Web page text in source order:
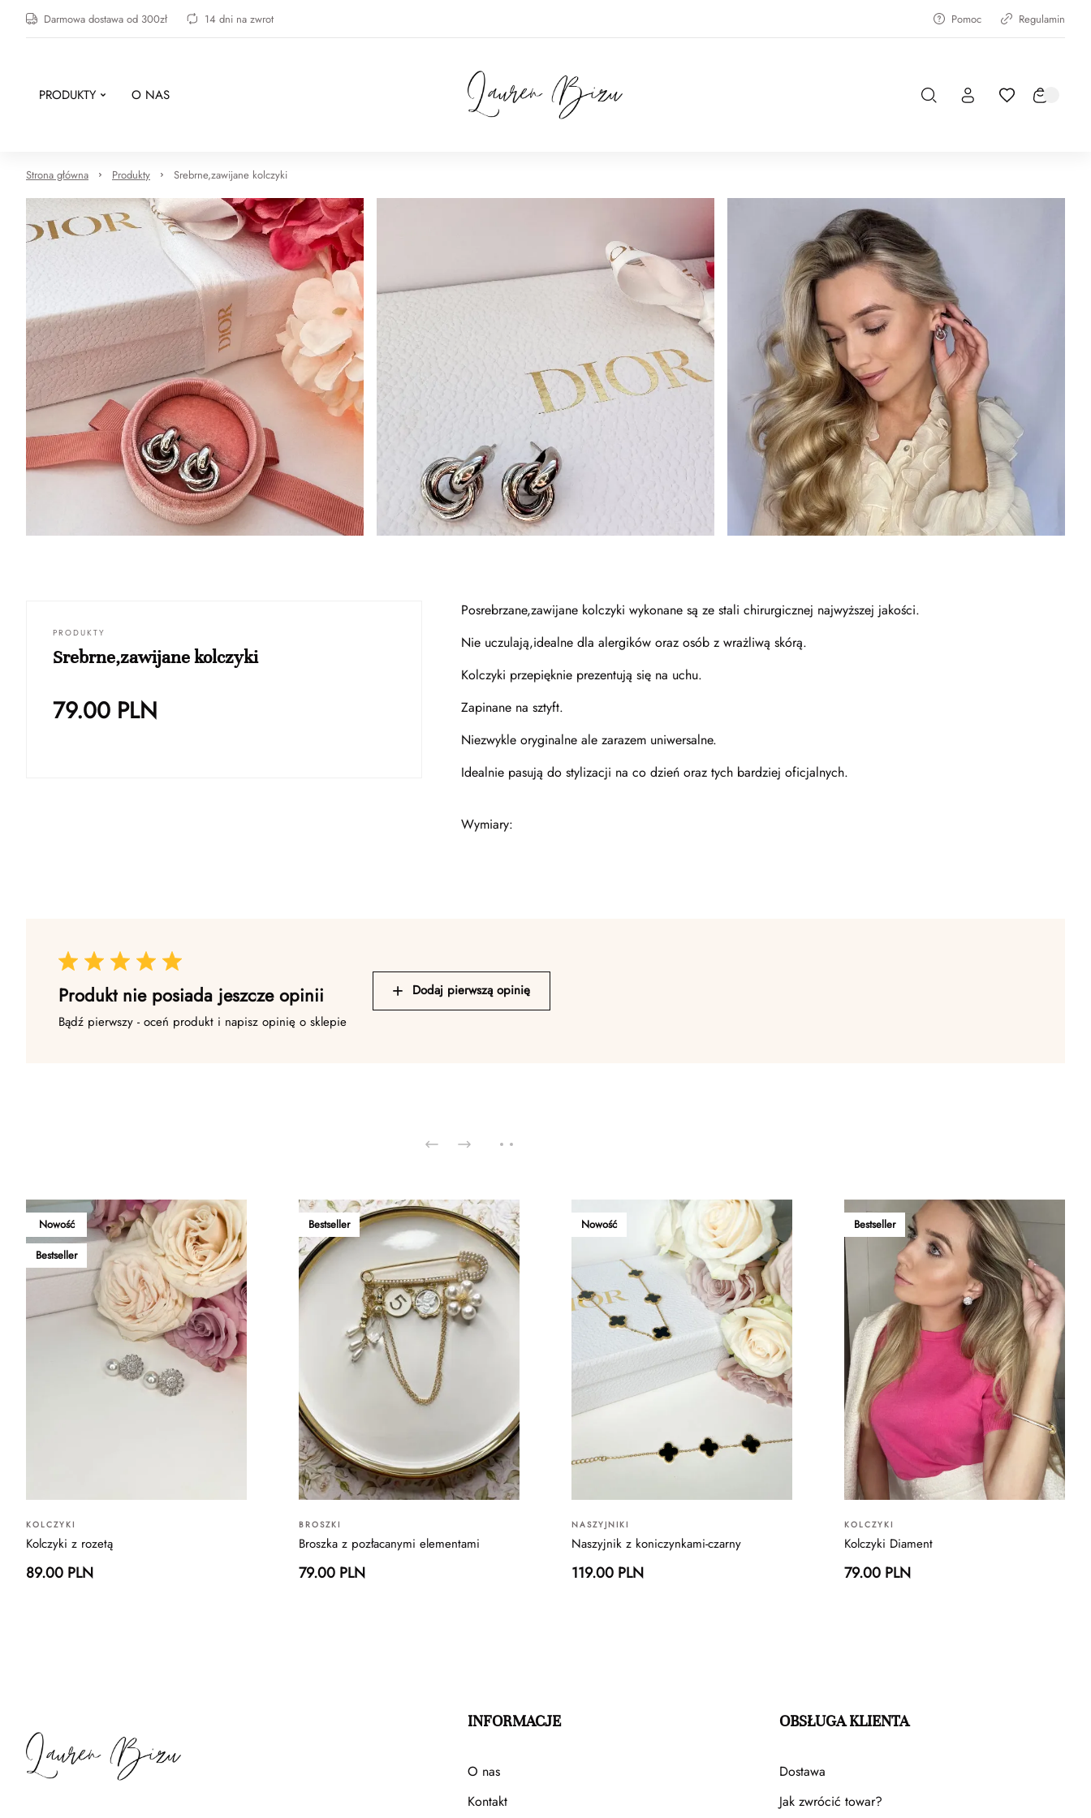
Darmowa dostawa od 300zł 14 dni na zwrot Pomoc Regulamin
PRODUKTY O NAS
Strona główna Produkty Srebrne,zawijane kolczyki
PRODUKTY
Srebrne,zawijane kolczyki
79.00 PLN
Posrebrzane,zawijane kolczyki wykonane są ze stali chirurgicznej najwyższej jakości.
Nie uczulają,idealne dla alergików oraz osób z wrażliwą skórą.
Kolczyki przepięknie prezentują się na uchu.
Zapinane na sztyft.
Niezwykle oryginalne ale zarazem uniwersalne.
Idealnie pasują do stylizacji na co dzień oraz tych bardziej oficjalnych.
Wymiary:
Produkt nie posiada jeszcze opinii
Bądź pierwszy - oceń produkt i napisz opinię o sklepie
Dodaj pierwszą opinię
Nowość
Bestseller
KOLCZYKI
Kolczyki z rozetą
89.00 PLN
Bestseller
BROSZKI
Broszka z pozłacanymi elementami
79.00 PLN
Nowość
NASZYJNIKI
Naszyjnik z koniczynkami-czarny
119.00 PLN
Bestseller
KOLCZYKI
Kolczyki Diament
79.00 PLN
INFORMACJE
O nas
Kontakt
OBSŁUGA KLIENTA
Dostawa
Jak zwrócić towar?